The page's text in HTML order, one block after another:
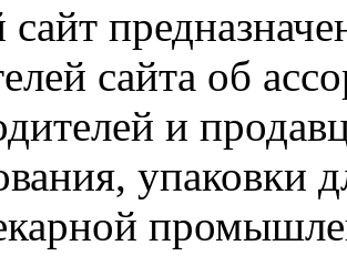
сайта об
и
упаковки